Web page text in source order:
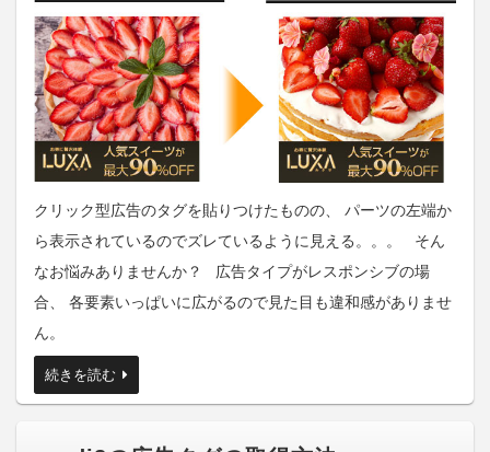
クリック型広告のタグを貼りつけたものの、 パーツの左端か
ら表示されているのでズレているように見える。。。 そん
なお悩みありませんか？ 広告タイプがレスポンシブの場
合、 各要素いっぱいに広がるので見た目も違和感がありませ
ん。
続きを読む